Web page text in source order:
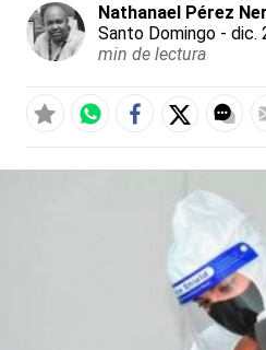
Nathanael Pérez
Santo Domingo - dic.
min de lectura